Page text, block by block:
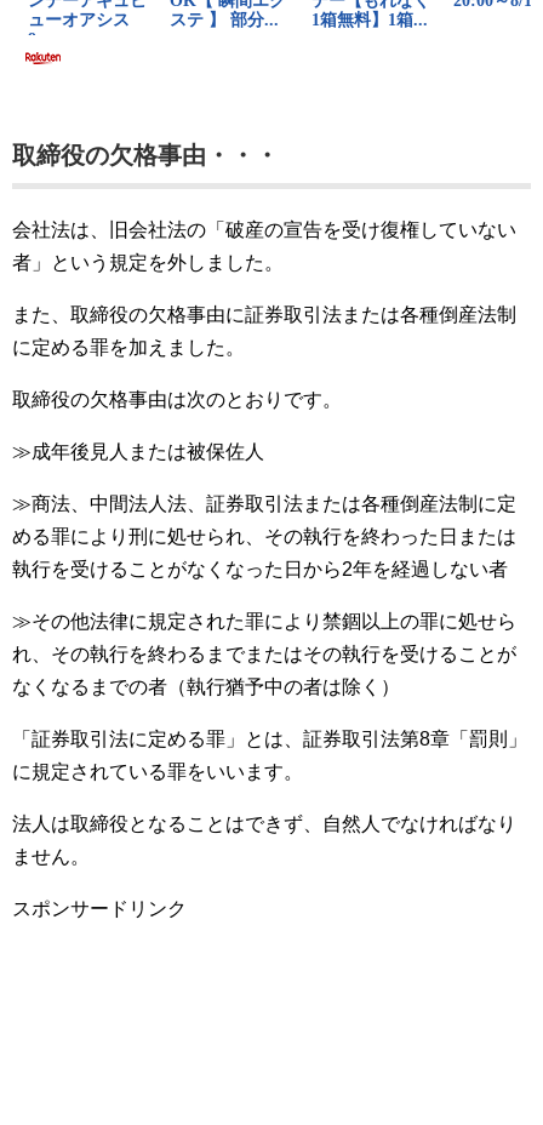
取締役の欠格事由・・・
会社法は、旧会社法の「破産の宣告を受け復権していない
者」という規定を外しました。
また、取締役の欠格事由に証券取引法または各種倒産法制
に定める罪を加えました。
取締役の欠格事由は次のとおりです。
≫成年後見人または被保佐人
≫商法、中間法人法、証券取引法または各種倒産法制に定
める罪により刑に処せられ、その執行を終わった日または
執行を受けることがなくなった日から2年を経過しない者
≫その他法律に規定された罪により禁錮以上の罪に処せら
れ、その執行を終わるまでまたはその執行を受けることが
なくなるまでの者（執行猶予中の者は除く）
「証券取引法に定める罪」とは、証券取引法第8章「罰則」
に規定されている罪をいいます。
法人は取締役となることはできず、自然人でなければなり
ません。
スポンサードリンク